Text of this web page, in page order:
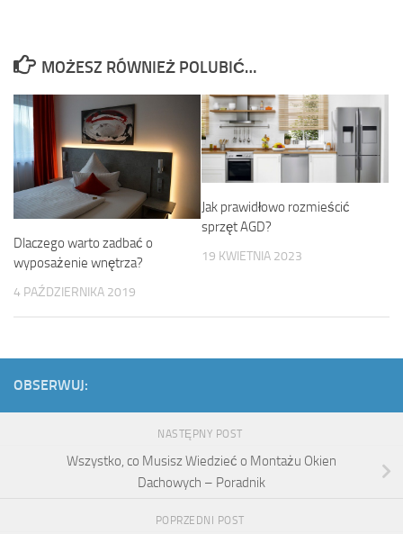
MOŻESZ RÓWNIEŻ POLUBIĆ…
Dlaczego warto zadbać o
wyposażenie wnętrza?
4 PAŹDZIERNIKA 2019
Jak prawidłowo rozmieścić
sprzęt AGD?
19 KWIETNIA 2023
OBSERWUJ:
NASTĘPNY POST
Wszystko, co Musisz Wiedzieć o Montażu Okien
Dachowych – Poradnik
POPRZEDNI POST